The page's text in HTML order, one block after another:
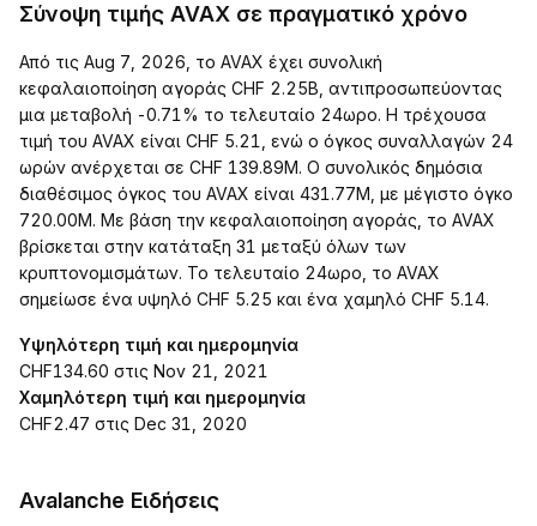
Σύνοψη τιμής AVAX σε πραγματικό χρόνο
Από τις Aug 7, 2026, το AVAX έχει συνολική
κεφαλαιοποίηση αγοράς CHF 2.25B, αντιπροσωπεύοντας
μια μεταβολή -0.71% το τελευταίο 24ωρο. Η τρέχουσα
τιμή του AVAX είναι CHF 5.21, ενώ ο όγκος συναλλαγών 24
ωρών ανέρχεται σε CHF 139.89M. Ο συνολικός δημόσια
διαθέσιμος όγκος του AVAX είναι 431.77M, με μέγιστο όγκο
720.00M. Με βάση την κεφαλαιοποίηση αγοράς, το AVAX
βρίσκεται στην κατάταξη 31 μεταξύ όλων των
κρυπτονομισμάτων. Το τελευταίο 24ωρο, το AVAX
σημείωσε ένα υψηλό CHF 5.25 και ένα χαμηλό CHF 5.14.
Υψηλότερη τιμή και ημερομηνία
CHF134.60 στις Nov 21, 2021
Χαμηλότερη τιμή και ημερομηνία
CHF2.47 στις Dec 31, 2020
Avalanche Ειδήσεις